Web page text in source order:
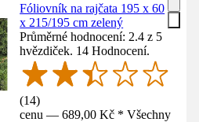
Fóliovník na rajčata 195 x 60
x 215/195 cm zelený
Průměrné hodnocení: 2.4 z 5
hvězdiček. 14 Hodnocení.
(14)
cenu — 689,00 Kč * Všechny